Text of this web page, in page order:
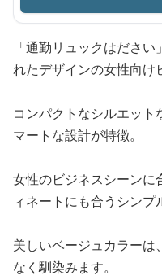
「通勤リュックはださ
れたデザインの女性向け
コンパクトなシルエッ
マートな設計が特徴。
女性のビジネスシーンに
ィネートにも合うシンプ
美しいベージュカラー
なく馴染みます。